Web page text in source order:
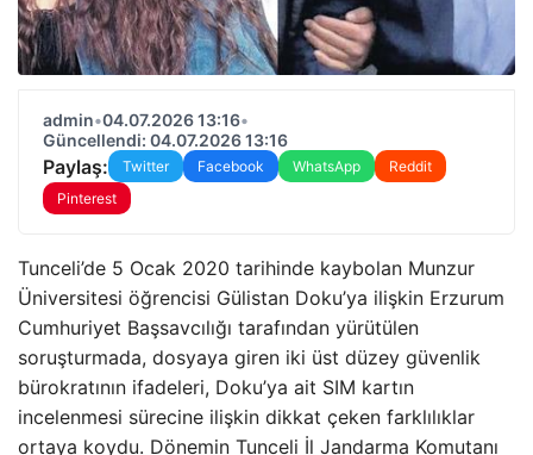
admin•04.07.2026 13:16•
Güncellendi: 04.07.2026 13:16
Paylaş: Twitter Facebook WhatsApp
Reddit
Pinterest
Tunceli’de 5 Ocak 2020 tarihinde kaybolan Munzur
Üniversitesi öğrencisi Gülistan Doku’ya ilişkin Erzurum
Cumhuriyet Başsavcılığı tarafından yürütülen
soruşturmada, dosyaya giren iki üst düzey güvenlik
bürokratının ifadeleri, Doku’ya ait SIM kartın
incelenmesi sürecine ilişkin dikkat çeken farklılıklar
ortaya koydu. Dönemin Tunceli İl Jandarma Komutanı